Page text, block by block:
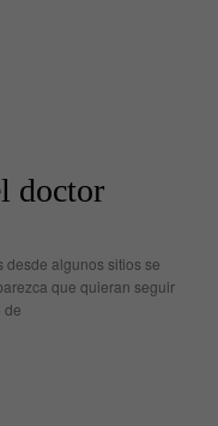
doctor
desde algunos sitios se
que quieran seguir
de